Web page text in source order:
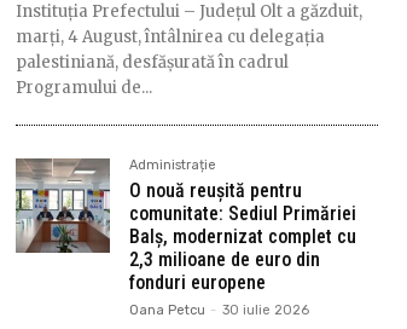
Instituția Prefectului – Județul Olt a găzduit,
marți, 4 August, întâlnirea cu delegația
palestiniană, desfășurată în cadrul
Programului de...
Administrație
O nouă reușită pentru
comunitate: Sediul Primăriei
Balș, modernizat complet cu
2,3 milioane de euro din
fonduri europene
Oana Petcu - 30 iulie 2026